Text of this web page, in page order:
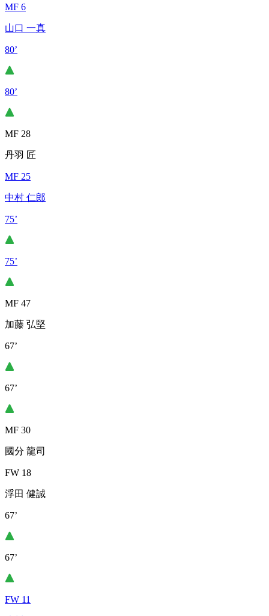
MF 6
山口 一真
80’
80’
MF 28
丹羽 匠
MF 25
中村 仁郎
75’
75’
MF 47
加藤 弘堅
67’
67’
MF 30
國分 龍司
FW 18
浮田 健誠
67’
67’
FW 11